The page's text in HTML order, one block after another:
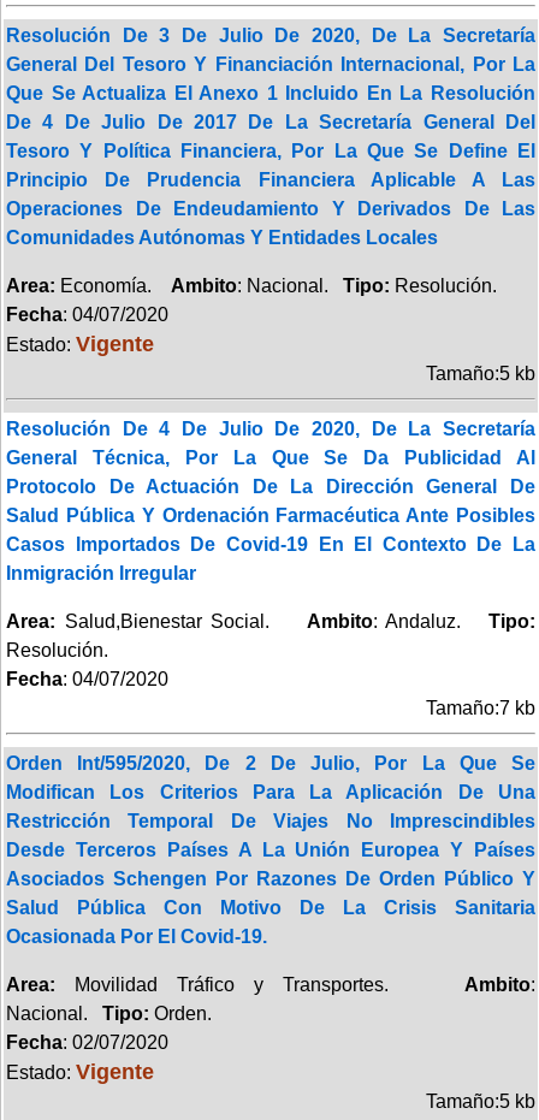
Resolución De 3 De Julio De 2020, De La Secretaría
General Del Tesoro Y Financiación Internacional, Por La
Que Se Actualiza El Anexo 1 Incluido En La Resolución
De 4 De Julio De 2017 De La Secretaría General Del
Tesoro Y Política Financiera, Por La Que Se Define El
Principio De Prudencia Financiera Aplicable A Las
Operaciones De Endeudamiento Y Derivados De Las
Comunidades Autónomas Y Entidades Locales
Area: Economía. Ambito: Nacional. Tipo: Resolución.
Fecha: 04/07/2020
Estado: Vigente
Tamaño:5 kb
Resolución De 4 De Julio De 2020, De La Secretaría
General Técnica, Por La Que Se Da Publicidad Al
Protocolo De Actuación De La Dirección General De
Salud Pública Y Ordenación Farmacéutica Ante Posibles
Casos Importados De Covid-19 En El Contexto De La
Inmigración Irregular
Area: Salud,Bienestar Social. Ambito: Andaluz.Tipo:
Resolución.
Fecha: 04/07/2020
Tamaño:7 kb
Orden Int/595/2020, De 2 De Julio, Por La Que Se
Modifican Los Criterios Para La Aplicación De Una
Restricción Temporal De Viajes No Imprescindibles
Desde Terceros Países A La Unión Europea Y Países
Asociados Schengen Por Razones De Orden Público Y
Salud Pública Con Motivo De La Crisis Sanitaria
Ocasionada Por El Covid-19.
Area: Movilidad Tráfico y Transportes. Ambito:
Nacional. Tipo: Orden.
Fecha: 02/07/2020
Estado: Vigente
Tamaño:5 kb